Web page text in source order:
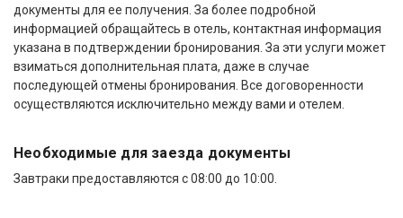
документы для ее получения. За более подробной
информацией обращайтесь в отель, контактная информация
указана в подтверждении бронирования. За эти услуги может
взиматься дополнительная плата, даже в случае
последующей отмены бронирования. Все договоренности
осуществляются исключительно между вами и отелем.
Необходимые для заезда документы
Завтраки предоставляются с 08:00 до 10:00.